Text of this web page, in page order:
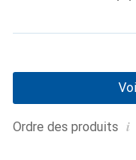
Ordre des produits i